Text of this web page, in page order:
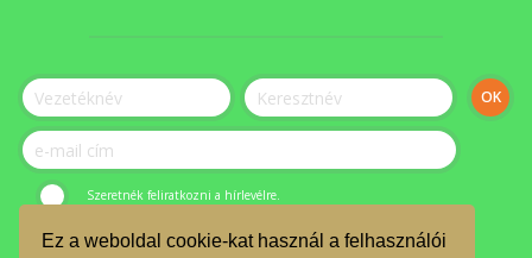
Ez a weboldal cookie-kat használ a felhasználói
Szeretnék feliratkozni a hírlevélre.
© ÉLET-Közösség Egyesület 2023.